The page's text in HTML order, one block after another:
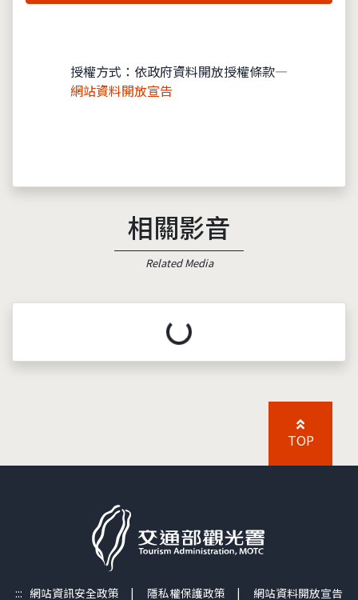
授權方式：依政府資料開放授權條款—
網站資料開放宣告
相關影音
Related Media
載入中...
TOP
::: 網站資訊安全政策 | 隱私權保護政策 | 網站資料開放宣告